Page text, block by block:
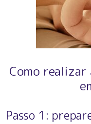
Como realizar
Passo 1: